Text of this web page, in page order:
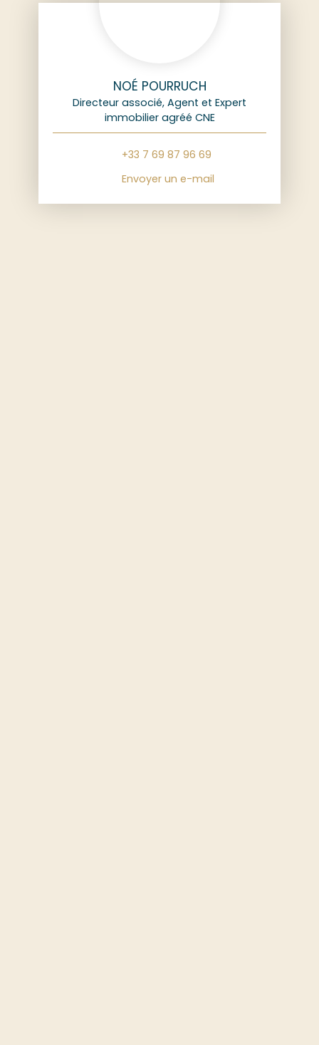
NOÉ POURRUCH
Directeur associé, Agent et Expert
immobilier agréé CNE
+33 7 69 87 96 69
Envoyer un e-mail